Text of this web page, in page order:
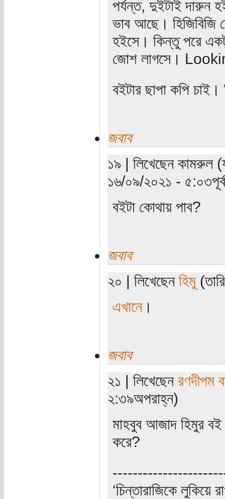
পর্যন্ত, দুইটাই দারুন
ভাব আছে। হিজিবিজি
হইসে। কিন্তু পরে একটু
জোশ লাগসে।
বইটার ছাপা কপি
জবাব
১৯ | লিখেছেন কামরুল
১৬/০৯/২০২১ -
বইটা কোথায় পাব?
জবাব
২০ | লিখেছেন হিমু
এখানে।
জবাব
২১ | লিখেছেন রণদীপম
২:৩৯অপরাহ্ন)
মাহবুব আজাদ হিমুর
করে?
‘চিন্তারাজিকে লুকিয়ে